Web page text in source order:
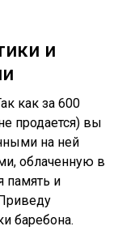
и
как за 600
продается) вы
на ней
облаченную в
память и
баребона.